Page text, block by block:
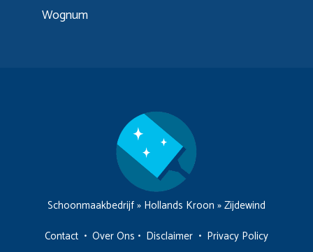
Wognum
Schoonmaakbedrijf» Hollands Kroon »Zijdewind
Contact • Over Ons • Disclaimer • Privacy Policy